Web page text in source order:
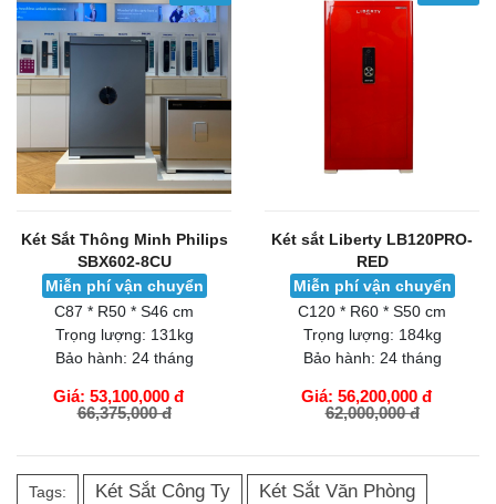
Két Sắt Thông Minh Philips
SBX602-8CU
Miễn phí vận chuyển
C87 * R50 * S46 cm
Trọng lượng: 131kg
Bảo hành: 24 tháng
Giá: 53,100,000 đ
66,375,000 đ
GIỎ HÀNG
Két sắt Liberty LB120PRO-
RED
Miễn phí vận chuyển
C120 * R60 * S50 cm
Trọng lượng: 184kg
Bảo hành: 24 tháng
Giá: 56,200,000 đ
62,000,000 đ
GIỎ HÀNG
Tags: Két Sắt Công Ty Két Sắt Văn Phòng